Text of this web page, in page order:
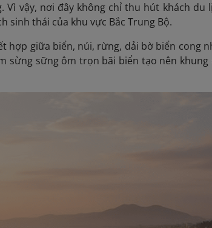
Vì vậy, nơi đây không chỉ thu hút khách
thái của khu vực Bắc Trung Bộ.
hợp giữa biển, núi, rừng, dải bờ biển cong
sừng sững ôm trọn bãi biển tạo nên khung